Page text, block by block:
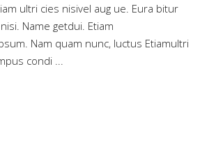
ultri cies nisivel aug ue. Eura bitur
Name getdui. Etiam
Nam quam nunc, luctus Etiamultri
condi